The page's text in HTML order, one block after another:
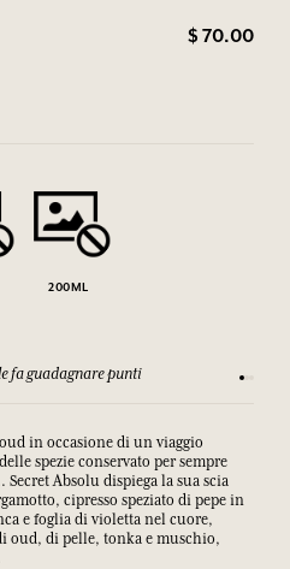
$ 70.00
200ML
fa guadagnare punti
in occasione di un viaggio
spezie conservato per sempre
Absolu dispiega la sua scia
cipresso speziato di pepe in
e foglia di violetta nel cuore,
oud, di pelle, tonka e muschio,